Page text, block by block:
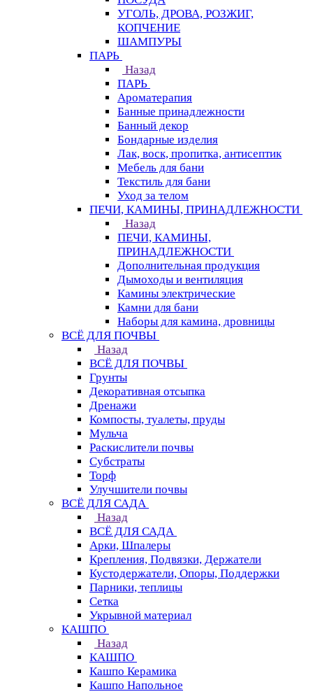
УГОЛЬ, ДРОВА, РОЗЖИГ,
КОПЧЕНИЕ
ШАМПУРЫ
ПАРЬ
Назад
ПАРЬ
Ароматерапия
Банные принадлежности
Банный декор
Бондарные изделия
Лак, воск, пропитка, антисептик
Мебель для бани
Текстиль для бани
Уход за телом
ПЕЧИ, КАМИНЫ, ПРИНАДЛЕЖНОСТИ
Назад
ПЕЧИ, КАМИНЫ,
ПРИНАДЛЕЖНОСТИ
Дополнительная продукция
Дымоходы и вентиляция
Камины электрические
Камни для бани
Наборы для камина, дровницы
ВСЁ ДЛЯ ПОЧВЫ
Назад
ВСЁ ДЛЯ ПОЧВЫ
Грунты
Декоративная отсыпка
Дренажи
Компосты, туалеты, пруды
Мульча
Раскислители почвы
Субстраты
Торф
Улучшители почвы
ВСЁ ДЛЯ САДА
Назад
ВСЁ ДЛЯ САДА
Арки, Шпалеры
Крепления, Подвязки, Держатели
Кустодержатели, Опоры, Поддержки
Парники, теплицы
Сетка
Укрывной материал
КАШПО
Назад
КАШПО
Кашпо Керамика
Кашпо Напольное